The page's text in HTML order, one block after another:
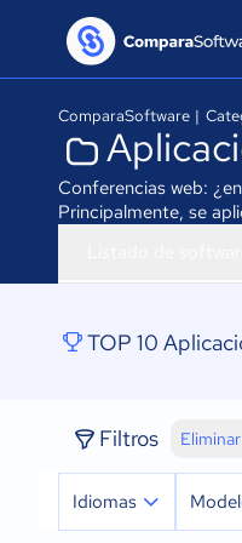
ComparaSoftware |
Conferencias web:
Principalmente, se
TOP 10
Filtros
Idiomas